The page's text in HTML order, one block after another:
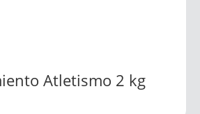
Atletismo 2 kg